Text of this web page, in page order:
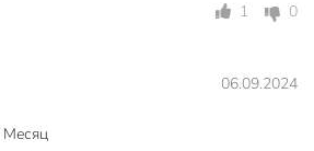
1 0
06.09.2024
Месяц